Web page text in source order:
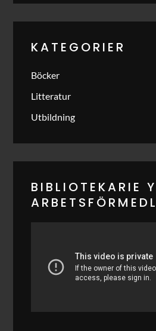
KATEGORIER
Böcker
Litteratur
Utbildning
BIBLIOTEKARIE